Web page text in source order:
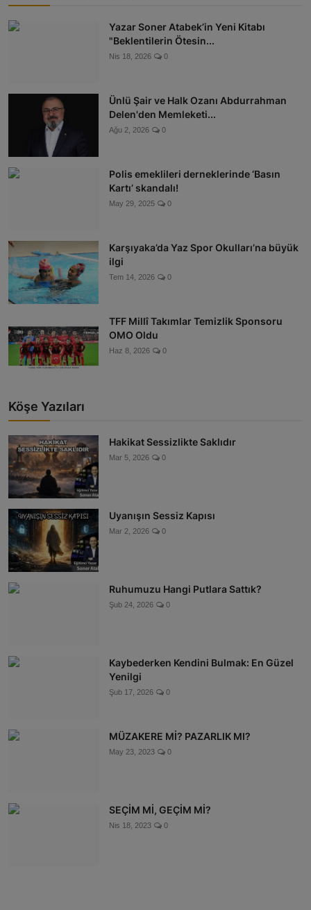
Yazar Soner Atabek’in Yeni Kitabı
"Beklentilerin Ötesin...
Nis 18, 2026 0
Ünlü Şair ve Halk Ozanı Abdurrahman
Delen'den Memleketi...
Ağu 2, 2026 0
Polis emeklileri derneklerinde ‘Basın
Kartı’ skandalı!
May 29, 2025 0
Karşıyaka’da Yaz Spor Okulları’na büyük
ilgi
Tem 14, 2026 0
TFF Millî Takımlar Temizlik Sponsoru
OMO Oldu
Haz 8, 2026 0
Köşe Yazıları
Hakikat Sessizlikte Saklıdır
Mar 5, 2026 0
Uyanışın Sessiz Kapısı
Mar 2, 2026 0
Ruhumuzu Hangi Putlara Sattık?
Şub 24, 2026 0
Kaybederken Kendini Bulmak: En Güzel
Yenilgi
Şub 17, 2026 0
MÜZAKERE Mİ? PAZARLIK MI?
May 23, 2023 0
SEÇİM Mİ, GEÇİM Mİ?
Nis 18, 2023 0